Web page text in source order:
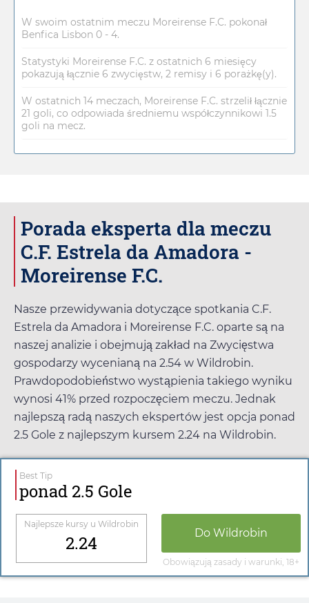
W swoim ostatnim meczu Moreirense F.C. pokonał
Benfica Lisbon 0 - 4.
Statystyki Moreirense F.C. z ostatnich 6 miesięcy
pokazują łącznie 6 zwycięstw, 2 remisy i 6 porażkę(y).
W ostatnich 14 meczach, Moreirense F.C. strzelił łącznie
21 goli, co odpowiada średniemu współczynnikowi 1.5
goli na mecz.
Porada eksperta dla meczu
C.F. Estrela da Amadora -
Moreirense F.C.
Nasze przewidywania dotyczące spotkania C.F.
Estrela da Amadora i Moreirense F.C. oparte są na
naszej analizie i obejmują zakład na Zwycięstwa
gospodarzy wycenianą na 2.54 w Wildrobin.
Prawdopodobieństwo wystąpienia takiego wyniku
wynosi 41% przed rozpoczęciem meczu. Jednak
najlepszą radą naszych ekspertów jest opcja ponad
2.5 Gole z najlepszym kursem 2.24 na Wildrobin.
Best Tip
ponad 2.5 Gole
Najlepsze kursy u Wildrobin
2.24 Do Wildrobin
Obowiązują zasady i warunki, 18+